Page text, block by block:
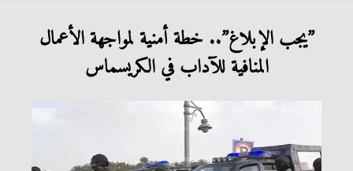
”يجب الإبلاغ”.. خطة أمنية لمواجهة الأعمال
المنافية للآداب في الكريسماس